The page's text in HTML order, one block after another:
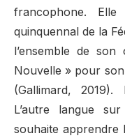
francophone.
quinquennal de la
l’ensemble de
Nouvelle » pour
(Gallimard,
L’autre langue
souhaite apprendre